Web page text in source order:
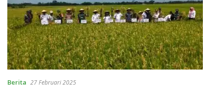
Berita 27 Februari 2025